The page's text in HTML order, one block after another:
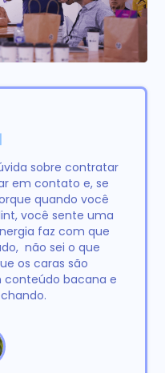
sobre contratar
em contato e, se
quando você
você sente uma
faz com que
não sei o que
os caras são
conteúdo bacana e